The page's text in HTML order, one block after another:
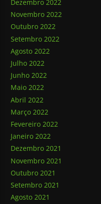
Dezembro 2022
Novembro 2022
Outubro 2022
Setembro 2022
Agosto 2022
Julho 2022
Junho 2022
Maio 2022
Abril 2022
Março 2022
Fevereiro 2022
Janeiro 2022
Dezembro 2021
Novembro 2021
Outubro 2021
Setembro 2021
Agosto 2021